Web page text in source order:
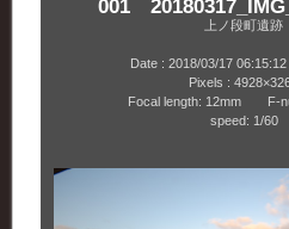
001
上ノ段町遺跡
Date : 2018/03/17
Pixels :
Focal length: 12mm F-
speed: 1/60